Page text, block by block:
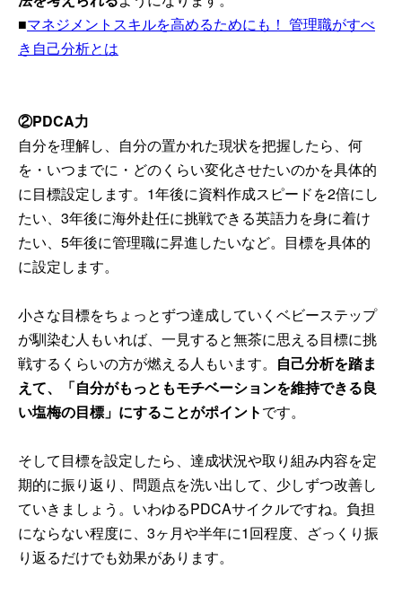
■マネジメントスキルを高めるためにも！ 管理職がすべ
き自己分析とは
②PDCA力
自分を理解し、自分の置かれた現状を把握したら、何
を・いつまでに・どのくらい変化させたいのかを具体的
に目標設定します。1年後に資料作成スピードを2倍にし
たい、3年後に海外赴任に挑戦できる英語力を身に着け
たい、5年後に管理職に昇進したいなど。目標を具体的
に設定します。
小さな目標をちょっとずつ達成していくベビーステップ
が馴染む人もいれば、一見すると無茶に思える目標に挑
戦するくらいの方が燃える人もいます。 自己分析を踏ま
えて、「自分がもっともモチベーションを維持できる良
い塩梅の目標」にすることがポイントです。
そして目標を設定したら、達成状況や取り組み内容を定
期的に振り返り、問題点を洗い出して、少しずつ改善し
ていきましょう。いわゆるPDCAサイクルですね。負担
にならない程度に、3ヶ月や半年に1回程度、ざっくり振
り返るだけでも効果があります。